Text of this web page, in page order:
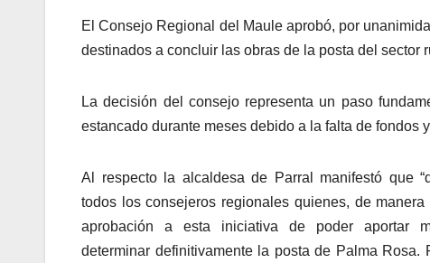
El Consejo Regional del Maule aprobó, por
destinados a concluir las obras de la posta del sector
La decisión del consejo representa un paso
estancado durante meses debido a la falta de fondos
Al respecto la alcaldesa de Parral manifestó que
todos los consejeros regionales quienes, de
aprobación a esta iniciativa de poder aportar
determinar definitivamente la posta de Palma Rosa.